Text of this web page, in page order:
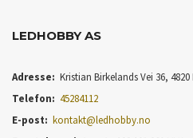
LEDHOBBY AS
Adresse: Kristian Birkelands Vei 36,
Telefon: 45284112
E-post: kontakt@ledhobby.no